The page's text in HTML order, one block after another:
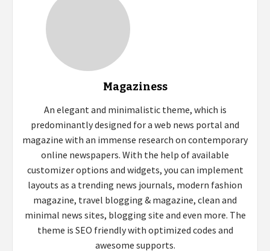
Magaziness
An elegant and minimalistic theme, which is
predominantly designed for a web news portal and
magazine with an immense research on contemporary
online newspapers. With the help of available
customizer options and widgets, you can implement
layouts as a trending news journals, modern fashion
magazine, travel blogging & magazine, clean and
minimal news sites, blogging site and even more. The
theme is SEO friendly with optimized codes and
awesome supports.